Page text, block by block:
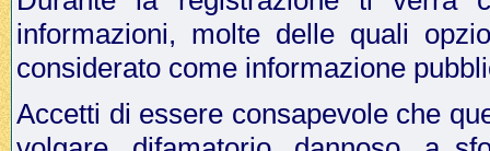
informazioni, molte delle quali
considerato come informazione
Accetti di essere consapevole che